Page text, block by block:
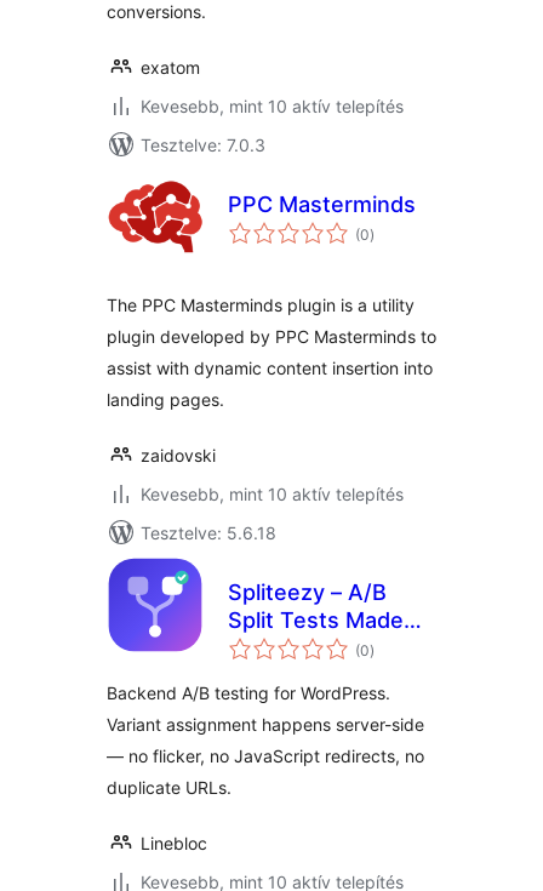
conversions.
exatom
Kevesebb, mint 10 aktív telepítés
Tesztelve: 7.0.3
PPC Masterminds
(0értékelés
összesen
)
The PPC Masterminds plugin is a utility
plugin developed by PPC Masterminds to
assist with dynamic content insertion into
landing pages.
zaidovski
Kevesebb, mint 10 aktív telepítés
Tesztelve: 5.6.18
Spliteezy – A/B
Split Tests Made
Easy
(0értékelés
összesen
)
Backend A/B testing for WordPress.
Variant assignment happens server-side
— no flicker, no JavaScript redirects, no
duplicate URLs.
Linebloc
Kevesebb, mint 10 aktív telepítés